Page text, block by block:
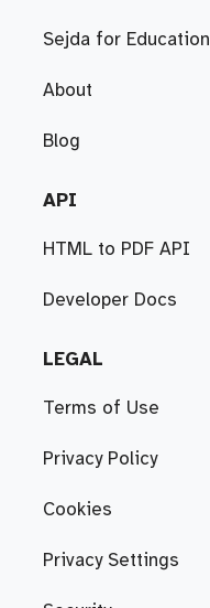
Sejda for Education
About
Blog
API
HTML to PDF API
Developer Docs
LEGAL
Terms of Use
Privacy Policy
Cookies
Privacy Settings